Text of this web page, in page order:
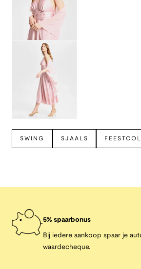
Bekijk meer
SWING SJAALS
5% spaarbonus
Bij iedere aankoop spaar je
waardecheque.